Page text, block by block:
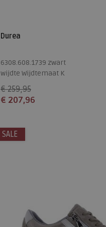
Durea
6308.608.1739 zwart
wijdte Wijdtemaat K
€ 259,95
€ 207,96
7
SALE